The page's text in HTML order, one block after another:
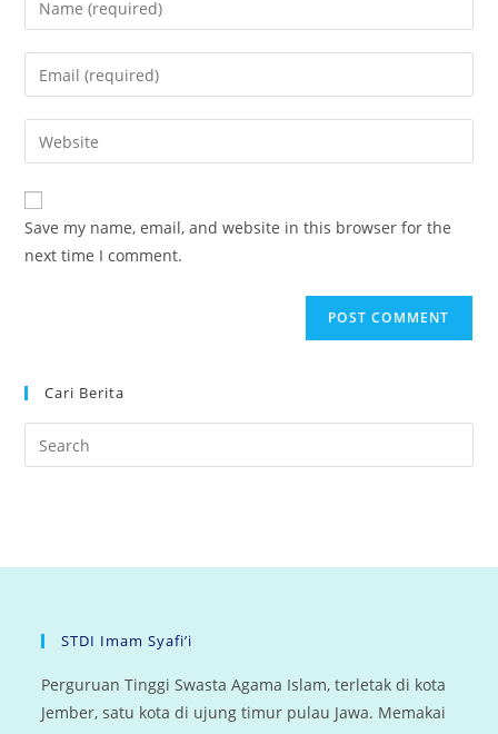
your
name
comment
Enter
your
email
address
comment
Enter
your
website
URL
(optional)
Save my name, email, and website in this browser for the
next time I comment.
Cari Berita
STDI Imam Syafi’i
Perguruan Tinggi Swasta Agama Islam, terletak di kota
Jember, satu kota di ujung timur pulau Jawa. Memakai